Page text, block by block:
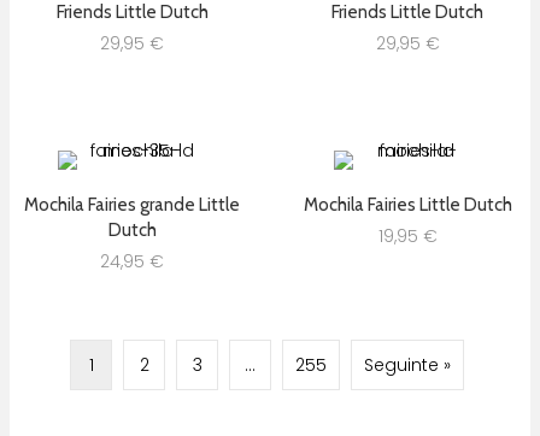
Friends Little Dutch
29,95 €
Friends Little Dutch
29,95 €
Mochila Fairies grande Little
Dutch
24,95 €
Mochila Fairies Little Dutch
19,95 €
1 2 3 … 255 Seguinte »